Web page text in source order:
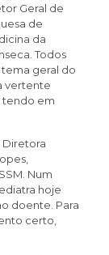
Geral de
de
da
Todos
geral do
vertente
tendo em
Diretora
Num
hoje
doente. Para
certo,